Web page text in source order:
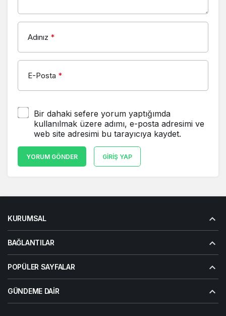
Adınız *
E-Posta *
Bir dahaki sefere yorum yaptığımda
kullanılmak üzere adımı, e-posta adresimi ve
web site adresimi bu tarayıcıya kaydet.
YORUM GÖNDER GIRIŞ YAP
KURUMSAL
BAĞLANTILAR
POPÜLER SAYFALAR
GÜNDEME DAIR